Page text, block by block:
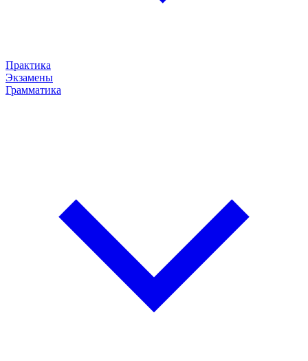
Практика
Экзамены
Грамматика